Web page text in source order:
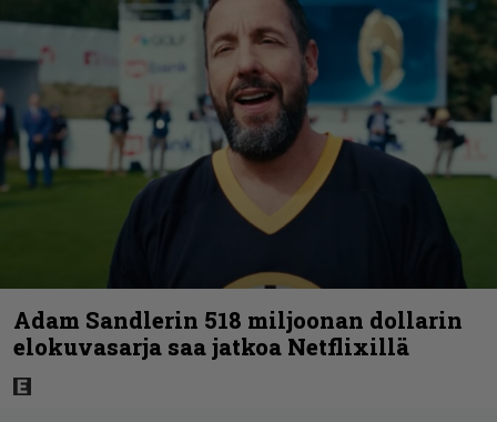
Adam Sandlerin 518 miljoonan dollarin
elokuvasarja saa jatkoa Netflixillä